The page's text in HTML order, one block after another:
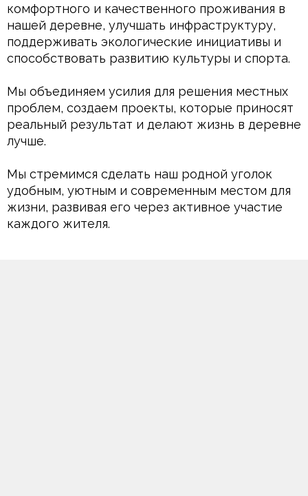
комфортного и качественного проживания в
нашей деревне, улучшать инфраструктуру,
поддерживать экологические инициативы и
способствовать развитию культуры и спорта.
Мы объединяем усилия для решения местных
проблем, создаем проекты, которые приносят
реальный результат и делают жизнь в деревне
лучше.
Мы стремимся сделать наш родной уголок
удобным, уютным и современным местом для
жизни, развивая его через активное участие
каждого жителя.